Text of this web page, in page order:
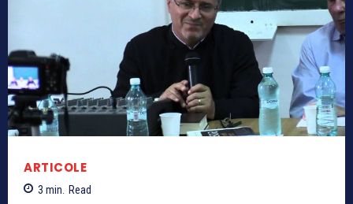
ARTICOLE
3 min. Read